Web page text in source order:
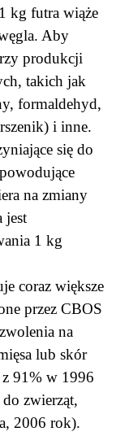
kg futra wiąże
Aby
produkcji
takich jak
formaldehyd,
i inne.
się do
na zmiany
jest
1 kg
coraz większe
przez CBOS
na
lub skór
91% w 1996
zwierząt,
2006 rok).